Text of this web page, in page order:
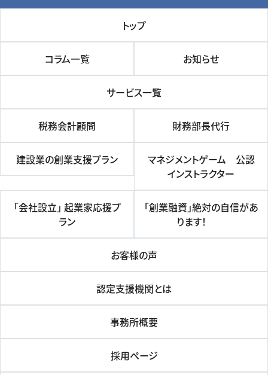
トップ
コラム一覧 お知らせ
サービス一覧
税務会計顧問 財務部長代行
建設業の創業支援プラン
マネジメントゲーム 公認
インストラクター
「会社設立」 起業家応援プ
ラン
「創業融資」絶対の自信があ
ります！
お客様の声
認定支援機関とは
事務所概要
採用ページ